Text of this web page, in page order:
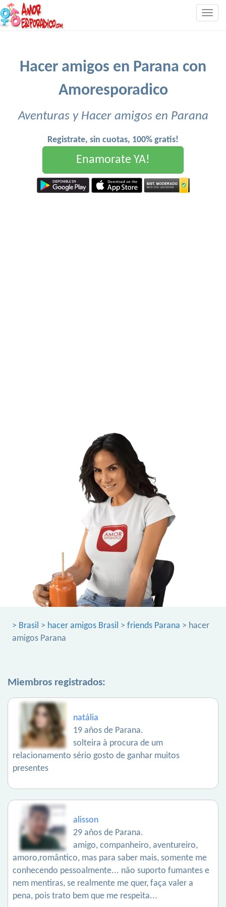
Hacer amigos en Parana con
Amoresporadico
Aventuras y Hacer amigos en Parana
Registrate, sin cuotas, 100% gratis!
Enamorate YA!
> Brasil > hacer amigos Brasil > friends Parana > hacer
amigos Parana
Miembros registrados:
natália
19 años de Parana.
solteira à procura de um
relacionamento sério gosto de ganhar muitos
presentes
alisson
29 años de Parana.
amigo, companheiro, aventureiro,
amoro,romântico, mas para saber mais, somente me
conhecendo pessoalmente... não suporto fumantes e
nem mentiras, se realmente me quer, faça valer a
pena, pois trato bem que me respeita...